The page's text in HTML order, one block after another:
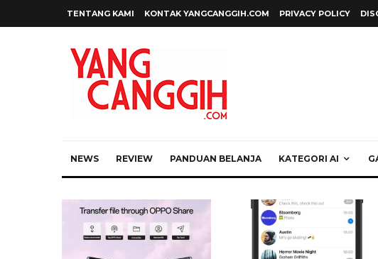
TENTANG KAMI KONTAK YANGCANGGIH.COM PRIVACY POLICY
NEWS REVIEW PANDUAN BELANJA KATEGORI AI